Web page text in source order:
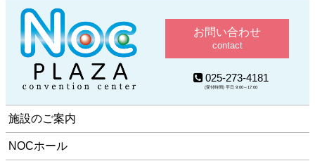
お問い合わせ
contact
025-273-4181
(受付時間) 平日 9:00～17:00
施設のご案内
NOCホール